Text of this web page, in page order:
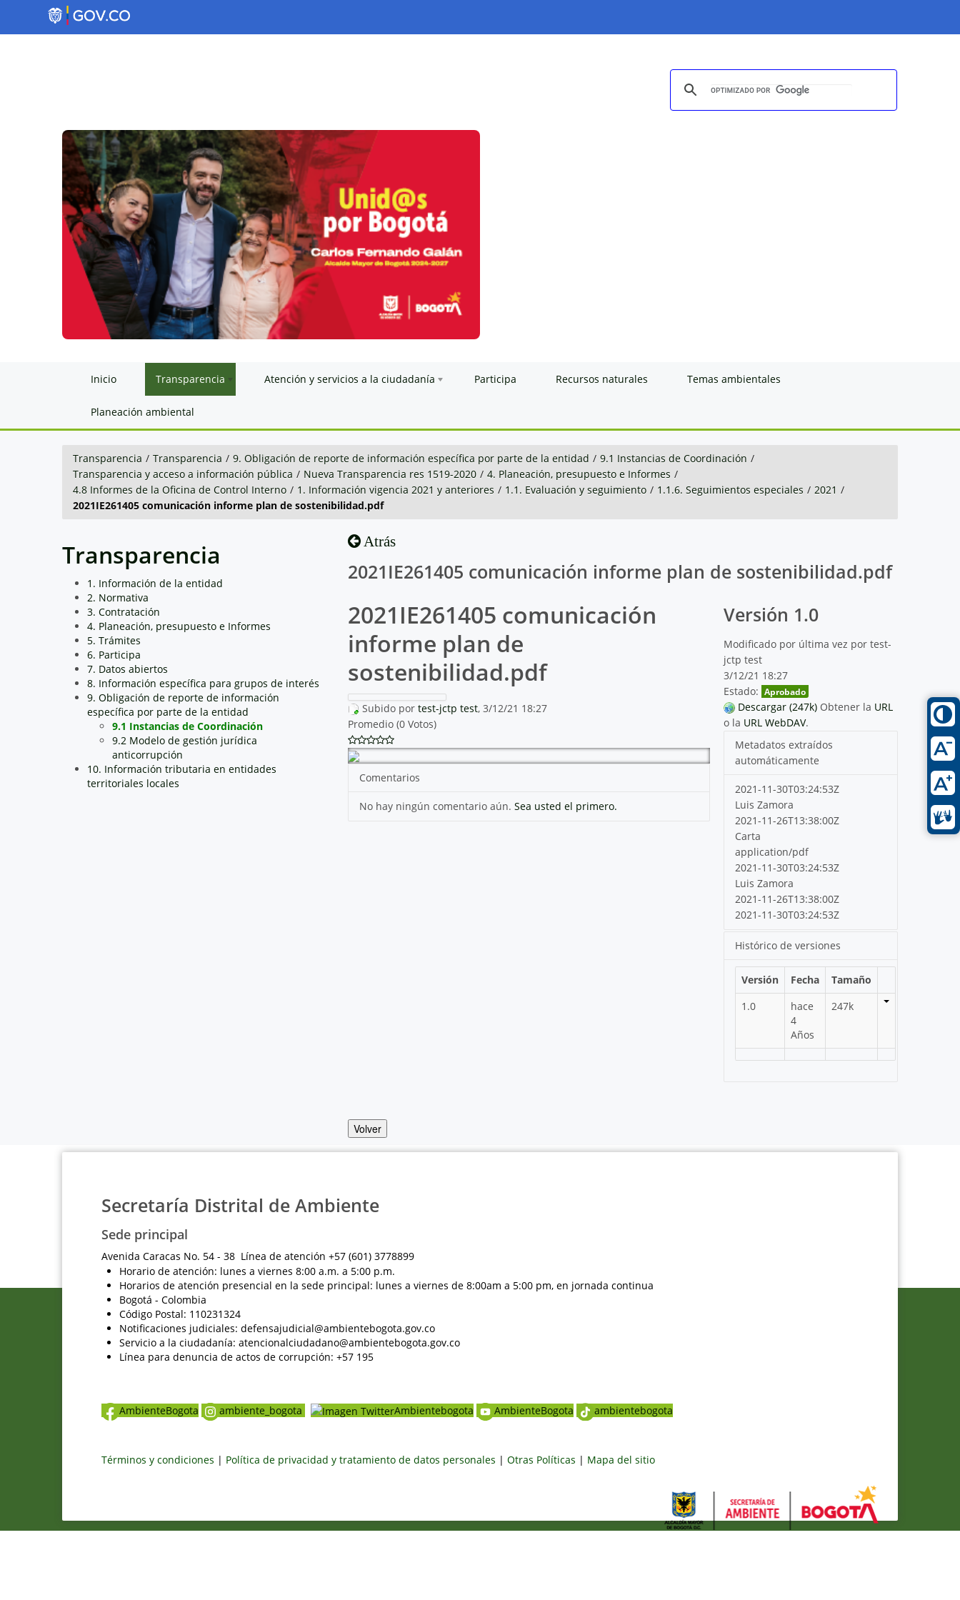
Inicio Transparencia Atención y servicios a la ciudadanía Participa Recursos naturales Temas ambientales
Planeación ambiental
Transparencia / Transparencia / 9. Obligación de reporte de información específica por parte de la entidad / 9.1 Instancias de Coordinación /
Transparencia y acceso a información pública / Nueva Transparencia res 1519-2020 / 4. Planeación, presupuesto e Informes /
4.8 Informes de la Oficina de Control Interno / 1. Información vigencia 2021 y anteriores / 1.1. Evaluación y seguimiento / 1.1.6. Seguimientos especiales / 2021 /
2021IE261405 comunicación informe plan de sostenibilidad.pdf
Transparencia
1. Información de la entidad
2. Normativa
3. Contratación
4. Planeación, presupuesto e Informes
5. Trámites
6. Participa
7. Datos abiertos
8. Información específica para grupos de interés
9. Obligación de reporte de información
específica por parte de la entidad
9.1 Instancias de Coordinación
9.2 Modelo de gestión jurídica
anticorrupción
10. Información tributaria en entidades
territoriales locales
Atrás
2021IE261405 comunicación informe plan de sostenibilidad.pdf
2021IE261405 comunicación
informe plan de
sostenibilidad.pdf
Subido por test-jctp test, 3/12/21 18:27
Promedio (0 Votos)
Comentarios
No hay ningún comentario aún. Sea usted el primero.
Versión 1.0
Modificado por última vez por test-
jctp test
3/12/21 18:27
Estado: Aprobado
Descargar (247k) Obtener la URL
o la URL WebDAV.
Metadatos extraídos
automáticamente
2021-11-30T03:24:53Z
Luis Zamora
2021-11-26T13:38:00Z
Carta
application/pdf
2021-11-30T03:24:53Z
Luis Zamora
2021-11-26T13:38:00Z
2021-11-30T03:24:53Z
Histórico de versiones
Versión Fecha
Tamaño
1.0
hace
4
Años
247k
Volver
Secretaría Distrital de Ambiente
Sede principal
Avenida Caracas No. 54 - 38 Línea de atención +57 (601) 3778899
Horario de atención: lunes a viernes 8:00 a.m. a 5:00 p.m.
Horarios de atención presencial en la sede principal: lunes a viernes de 8:00am a 5:00 pm, en jornada continua
Bogotá - Colombia
Código Postal: 110231324
Notificaciones judiciales: defensajudicial@ambientebogota.gov.co
Servicio a la ciudadanía: atencionalciudadano@ambientebogota.gov.co
Línea para denuncia de actos de corrupción: +57 195
AmbienteBogota ambiente_bogota Ambientebogota AmbienteBogota ambientebogota
Términos y condiciones | Política de privacidad y tratamiento de datos personales | Otras Políticas | Mapa del sitio